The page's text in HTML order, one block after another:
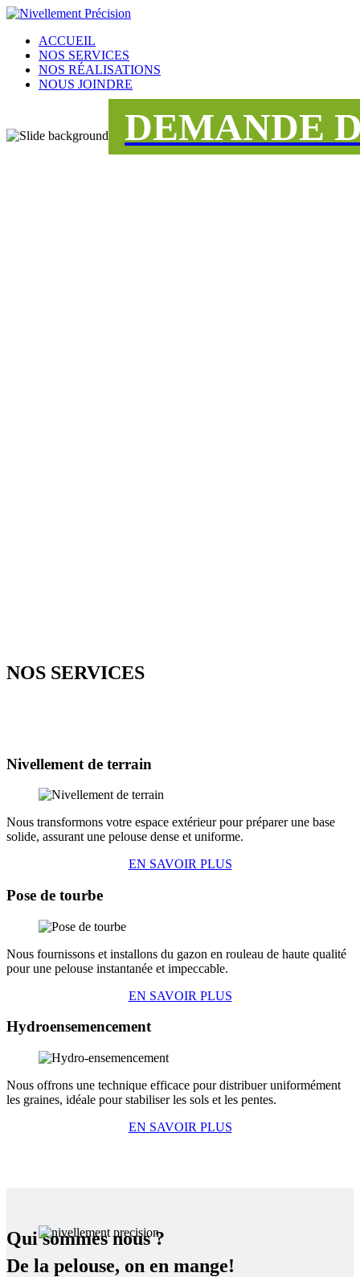
ACCUEIL
NOS SERVICES
NOS RÉALISATIONS
NOUS JOINDRE
DEMANDE
NOS SERVICES
Nivellement de terrain
Nous transformons votre espace extérieur pour préparer une base
solide, assurant une pelouse dense et uniforme.
EN SAVOIR PLUS
Pose de tourbe
Nous fournissons et installons du gazon en rouleau de haute qualité
pour une pelouse instantanée et impeccable.
EN SAVOIR PLUS
Hydroensemencement
Nous offrons une technique efficace pour distribuer uniformément
les graines, idéale pour stabiliser les sols et les pentes.
EN SAVOIR PLUS
Qui sommes nous ?
De la pelouse, on en mange!